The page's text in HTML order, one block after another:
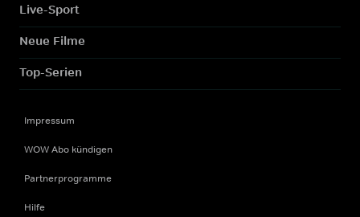
Live-Sport
Neue Filme
Top-Serien
Impressum
WOW Abo kündigen
Partnerprogramme
Hilfe